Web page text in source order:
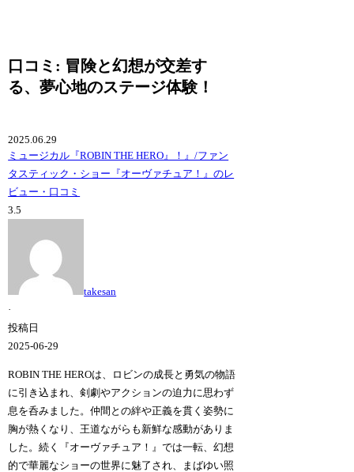
口コミ: 冒険と幻想が交差す
る、夢心地のステージ体験！
2025.06.29
ミュージカル『ROBIN THE HERO』！』/ファン
タスティック・ショー『オーヴァチュア！』のレ
ビュー・口コミ
3.5
takesan
·
投稿日
2025-06-29
ROBIN THE HEROは、ロビンの成長と勇気の物語
に引き込まれ、剣劇やアクションの迫力に思わず
息を呑みました。仲間との絆や正義を貫く姿勢に
胸が熱くなり、王道ながらも新鮮な感動がありま
した。続く『オーヴァチュア！』では一転、幻想
的で華麗なショーの世界に魅了され、まばゆい照